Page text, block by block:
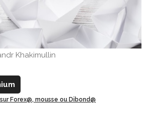
Khakimullin
Forex@, mousse ou Dibond@